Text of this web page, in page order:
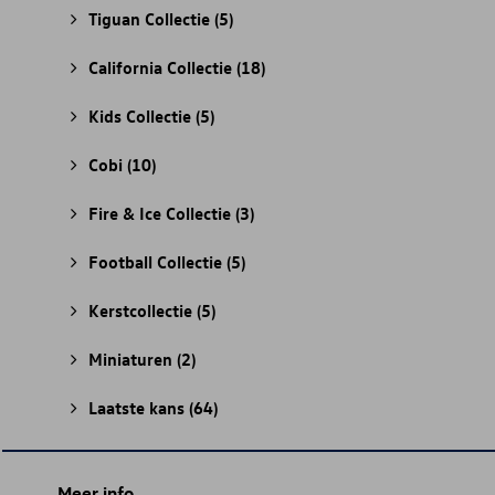
Tiguan Collectie (5)
California Collectie (18)
Kids Collectie (5)
Cobi (10)
Fire & Ice Collectie (3)
Football Collectie (5)
Kerstcollectie (5)
Miniaturen (2)
Laatste kans (64)